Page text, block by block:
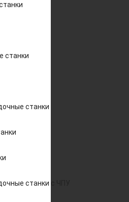
станки
станки
станки с ЧПУ